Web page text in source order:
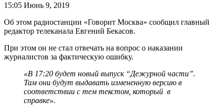
15:05 Июнь 9, 2019
Об этом радиостанции «Говорит Москва» сообщил главный
редактор телеканала Евгений Бекасов.
При этом он не стал отвечать на вопрос о наказании
журналистов за фактическую ошибку.
«В 17:20 будет новый выпуск “Дежурной части”.
Там они будут выдавать измененную версию в
соответствии с тем текстом, который в
справке».